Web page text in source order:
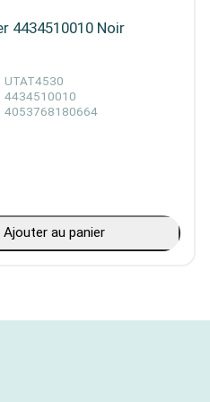
4434510010 Noir
UTAT4530
4434510010
4053768180664
Ajouter au panier